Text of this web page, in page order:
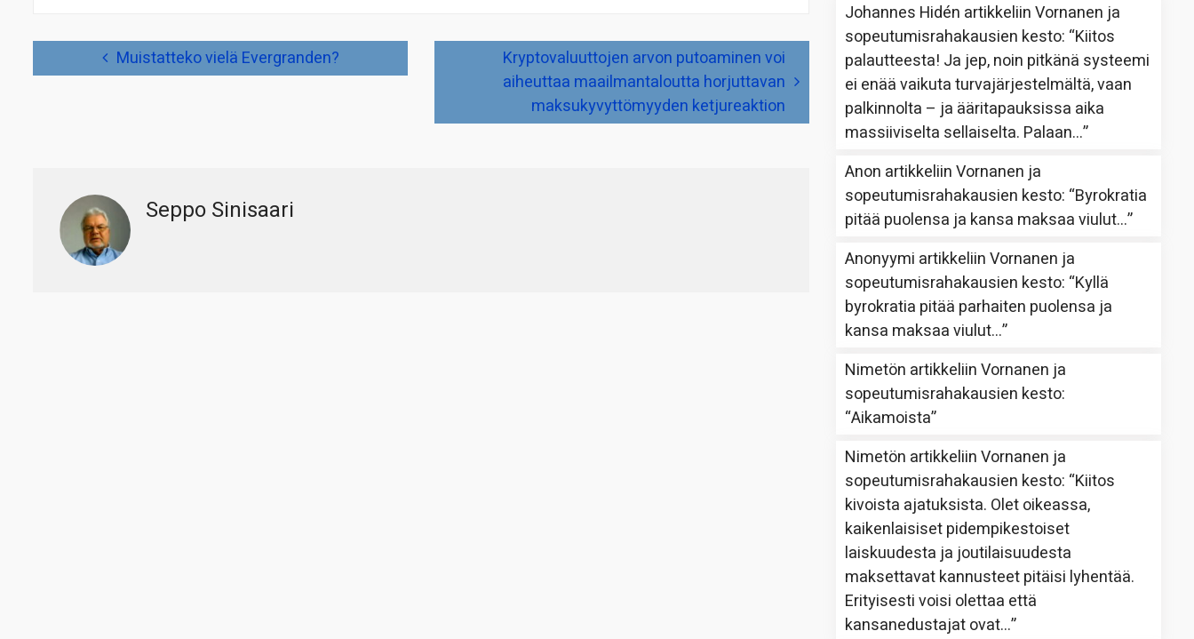
Muistatteko vielä Evergranden?
Kryptovaluuttojen arvon putoaminen voi
aiheuttaa maailmantaloutta horjuttavan
maksukyvyttömyyden ketjureaktion
Seppo Sinisaari
Johannes Hidén artikkeliinVornanen ja
sopeutumisrahakausien kesto: “Kiitos
palautteesta! Ja jep, noin pitkänä systeemi
ei enää vaikuta turvajärjestelmältä, vaan
palkinnolta – ja ääritapauksissa aika
massiiviselta sellaiselta. Palaan…”
Anon artikkeliinVornanen ja
sopeutumisrahakausien kesto: “Byrokratia
pitää puolensa ja kansa maksaa viulut…”
Anonyymi artikkeliinVornanen ja
sopeutumisrahakausien kesto: “Kyllä
byrokratia pitää parhaiten puolensa ja
kansa maksaa viulut…”
Nimetön artikkeliinVornanen ja
sopeutumisrahakausien kesto:
“Aikamoista”
Nimetön artikkeliinVornanen ja
sopeutumisrahakausien kesto: “Kiitos
kivoista ajatuksista. Olet oikeassa,
kaikenlaisiset pidempikestoiset
laiskuudesta ja joutilaisuudesta
maksettavat kannusteet pitäisi lyhentää.
Erityisesti voisi olettaa että
kansanedustajat ovat…”